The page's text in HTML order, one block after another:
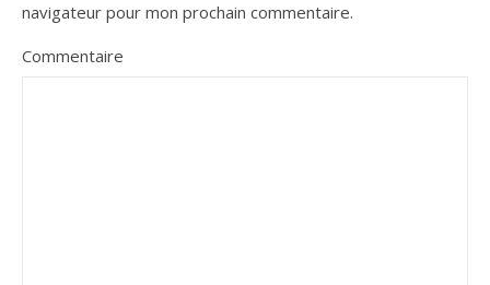
navigateur pour mon prochain commentaire.
Commentaire